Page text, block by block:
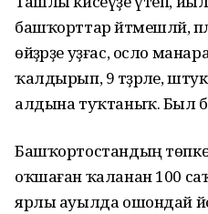
башҡорттар әйтмешләй,
өйҙәрҙе уҙғас, осло
ҡалдырып, 9 тәҙрәле,
алдына туҡтаныҡ. Был
Башҡортостандың
оҡшаған ҡаланан 100
ярлы ауылда ошондай